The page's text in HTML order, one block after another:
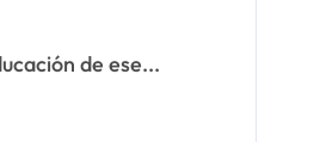
de ese...